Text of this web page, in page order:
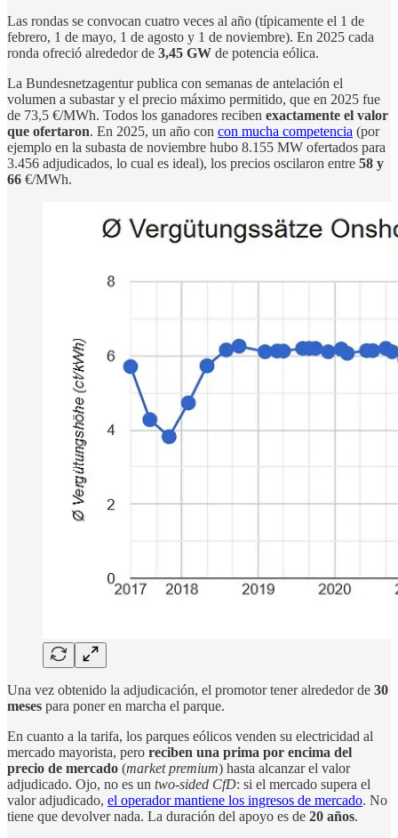
Las rondas se convocan cuatro veces al año (típicamente el 1 de
febrero, 1 de mayo, 1 de agosto y 1 de noviembre). En 2025 cada
ronda ofreció alrededor de 3,45 GW de potencia eólica.
La Bundesnetzagentur publica con semanas de antelación el
volumen a subastar y el precio máximo permitido, que en 2025 fue
de 73,5 €/MWh. Todos los ganadores reciben exactamente el valor
que ofertaron. En 2025, un año con con mucha competencia (por
ejemplo en la subasta de noviembre hubo 8.155 MW ofertados para
3.456 adjudicados, lo cual es ideal), los precios oscilaron entre 58 y
66 €/MWh.
Una vez obtenido la adjudicación, el promotor tener alrededor de 30
meses para poner en marcha el parque.
En cuanto a la tarifa, los parques eólicos venden su electricidad al
mercado mayorista, pero reciben una prima por encima del
precio de mercado (market premium) hasta alcanzar el valor
adjudicado. Ojo, no es un two-sided CfD: si el mercado supera el
valor adjudicado, el operador mantiene los ingresos de mercado. No
tiene que devolver nada. La duración del apoyo es de 20 años.